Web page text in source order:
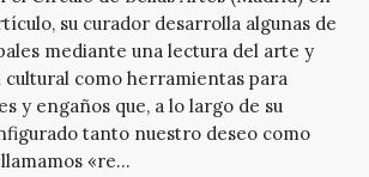
su curador desarrolla algunas de
mediante una lectura del arte y
como herramientas para
y engaños que, a lo largo de su
tanto nuestro deseo como
«re...